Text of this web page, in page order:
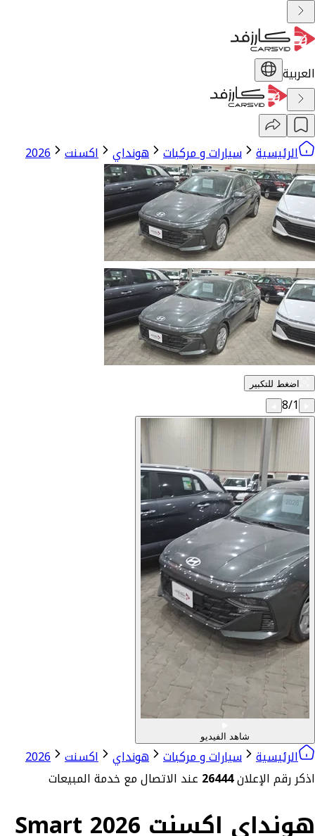
العربية
الرئيسية سيارات و مركبات هونداي اكسنت 2026
اضغط للتكبير
8/1
شاهد الفيديو
الرئيسية سيارات و مركبات هونداي اكسنت
2026
اذكر رقم الإعلان26444 عند الاتصال مع خدمة المبيعات
هونداي اكسنت Smart 2026